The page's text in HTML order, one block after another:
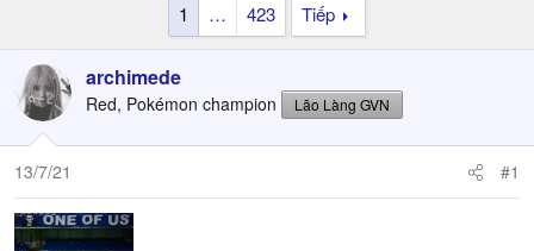
1 … 423 Tiếp
archimede
Red, Pokémon champion Lão Làng GVN
13/7/21 #1